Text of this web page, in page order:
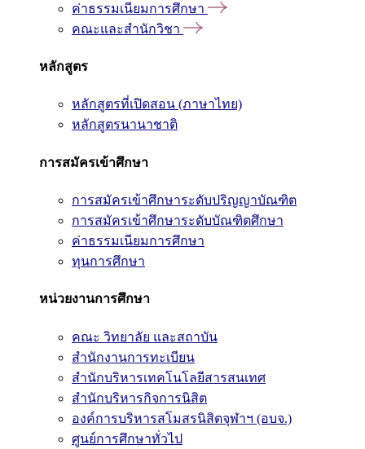
ค่าธรรมเนียมการศึกษา
คณะและสำนักวิชา
หลักสูตร
หลักสูตรที่เปิดสอน (ภาษาไทย)
หลักสูตรนานาชาติ
การสมัครเข้าศึกษา
การสมัครเข้าศึกษาระดับปริญญาบัณฑิต
การสมัครเข้าศึกษาระดับบัณฑิตศึกษา
ค่าธรรมเนียมการศึกษา
ทุนการศึกษา
หน่วยงานการศึกษา
คณะ วิทยาลัย และสถาบัน
สำนักงานการทะเบียน
สำนักบริหารเทคโนโลยีสารสนเทศ
สำนักบริหารกิจการนิสิต
องค์การบริหารสโมสรนิสิตจุฬาฯ (อบจ.)
ศูนย์การศึกษาทั่วไป